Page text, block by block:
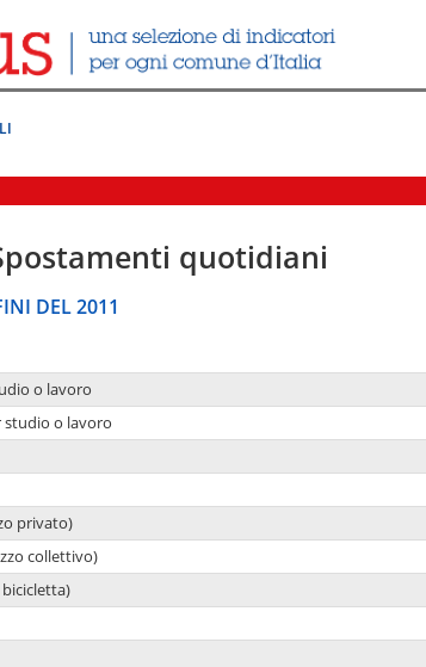
quotidiani
DEL 2011
o lavoro
o lavoro
privato)
collettivo)